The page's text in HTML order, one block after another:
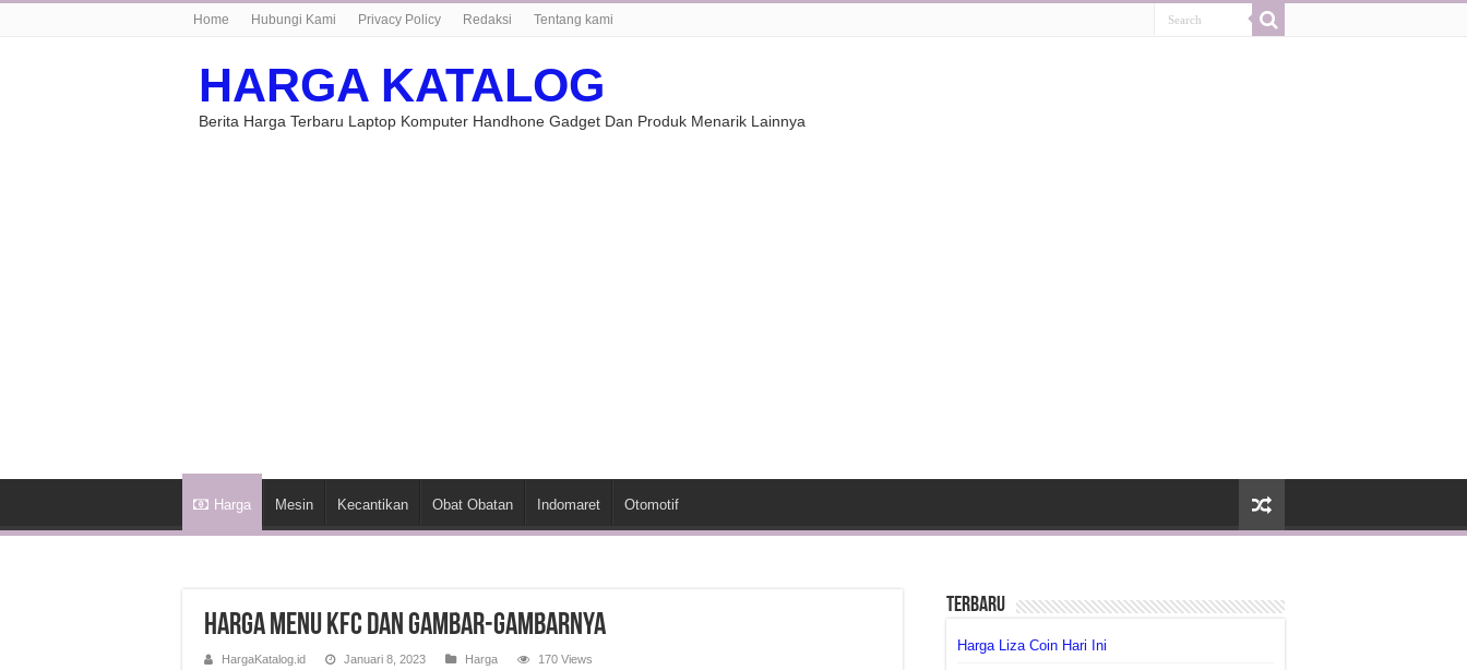
Home Hubungi Kami Privacy Policy Redaksi Tentang kami
HARGA KATALOG
Berita Harga Terbaru Laptop Komputer Handhone Gadget Dan Produk Menarik Lainnya
Harga Mesin Kecantikan Obat Obatan Indomaret Otomotif
Harga Menu KFC dan Gambar-Gambarnya
HargaKatalog.id Januari 8, 2023 Harga 170 Views
Terbaru
Harga Liza Coin Hari Ini